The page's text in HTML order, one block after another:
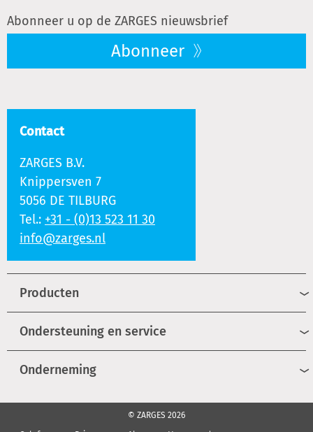
Abonneer u op de ZARGES nieuwsbrief
Abonneer
Contact
ZARGES B.V.
Knippersven 7
5056 DE TILBURG
Tel.: +31 - (0)13 523 11 30
info@zarges.nl
Producten
Ondersteuning en service
Onderneming
© ZARGES 2026